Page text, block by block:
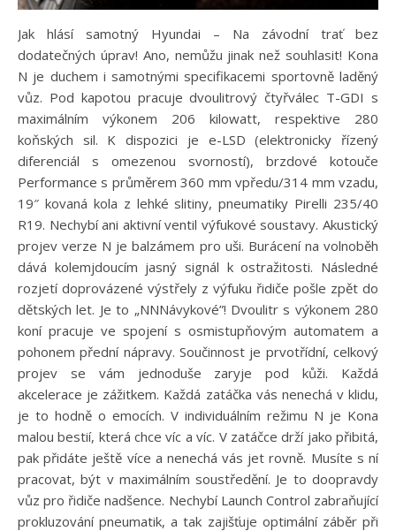
Jak hlásí samotný Hyundai – Na závodní trať bez
dodatečných úprav! Ano, nemůžu jinak než souhlasit! Kona
N je duchem i samotnými specifikacemi sportovně laděný
vůz. Pod kapotou pracuje dvoulitrový čtyřválec T-GDI s
maximálním výkonem 206 kilowatt, respektive 280
koňských sil. K dispozici je e-LSD (elektronicky řízený
diferenciál s omezenou svorností), brzdové kotouče
Performance s průměrem 360 mm vpředu/314 mm vzadu,
19″ kovaná kola z lehké slitiny, pneumatiky Pirelli 235/40
R19. Nechybí ani aktivní ventil výfukové soustavy. Akustický
projev verze N je balzámem pro uši. Burácení na volnoběh
dává kolemjdoucím jasný signál k ostražitosti. Následné
rozjetí doprovázené výstřely z výfuku řidiče pošle zpět do
dětských let. Je to „NNNávykové”! Dvoulitr s výkonem 280
koní pracuje ve spojení s osmistupňovým automatem a
pohonem přední nápravy. Součinnost je prvotřídní, celkový
projev se vám jednoduše zaryje pod kůži. Každá
akcelerace je zážitkem. Každá zatáčka vás nenechá v klidu,
je to hodně o emocích. V individuálním režimu N je Kona
malou bestií, která chce víc a víc. V zatáčce drží jako přibitá,
pak přidáte ještě více a nenechá vás jet rovně. Musíte s ní
pracovat, být v maximálním soustředění. Je to doopravdy
vůz pro řidiče nadšence. Nechybí Launch Control zabraňující
prokluzování pneumatik, a tak zajišťuje optimální záběr při